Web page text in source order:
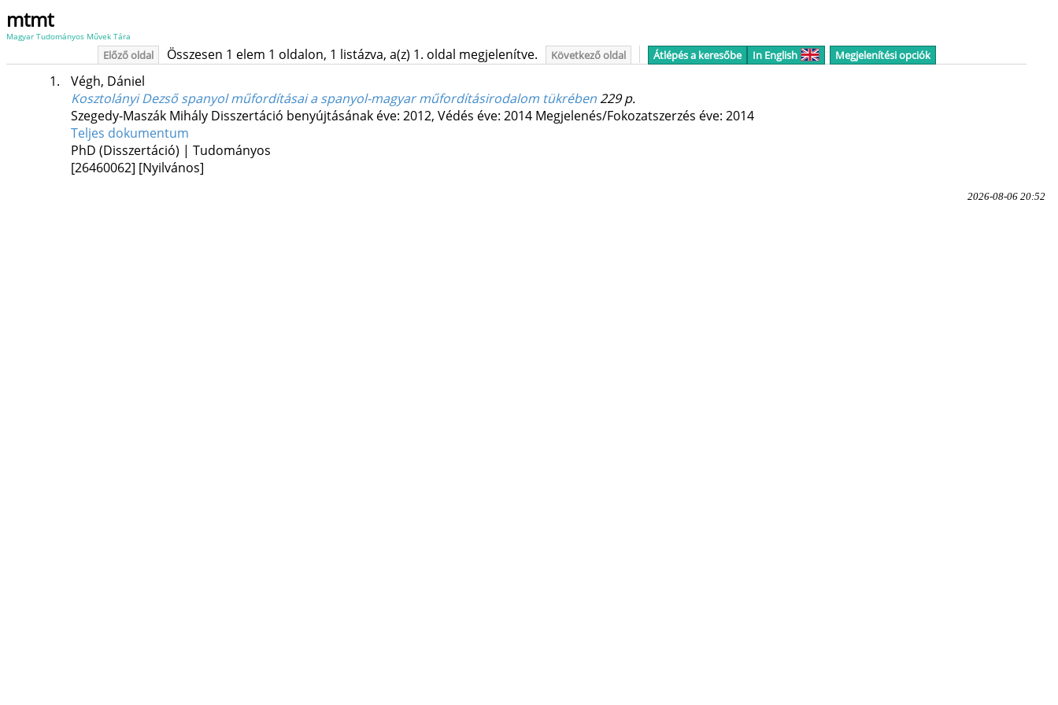
mtmt
Magyar Tudományos Művek Tára
Előző oldal Összesen 1 elem 1 oldalon, 1 listázva, a(z) 1. oldal megjelenítve. Következő oldal Átlépés a keresőbe In English Megjelenítési opciók
1.
Végh, Dániel
Kosztolányi Dezső spanyol műfordításai a spanyol-magyar műfordításirodalom tükrében229 p.
Szegedy-Maszák Mihály Disszertáció benyújtásának éve: 2012, Védés éve: 2014 Megjelenés/Fokozatszerzés éve: 2014
Teljes dokumentum
PhD (Disszertáció) | Tudományos
[26460062] [Nyilvános]
2026-08-06 20:52